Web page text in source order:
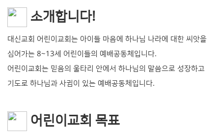
소개합니다!
대신교회 어린이교회는 아이들 마음에 하나님 나라에 대한 씨앗을
심어가는 8~13세 어린이들의 예배공동체입니다.
어린이교회는 믿음의 울타리 안에서 하나님의 말씀으로 성장하고
기도로 하나님과 사귐이 있는 예배공동체입니다.
어린이교회 목표